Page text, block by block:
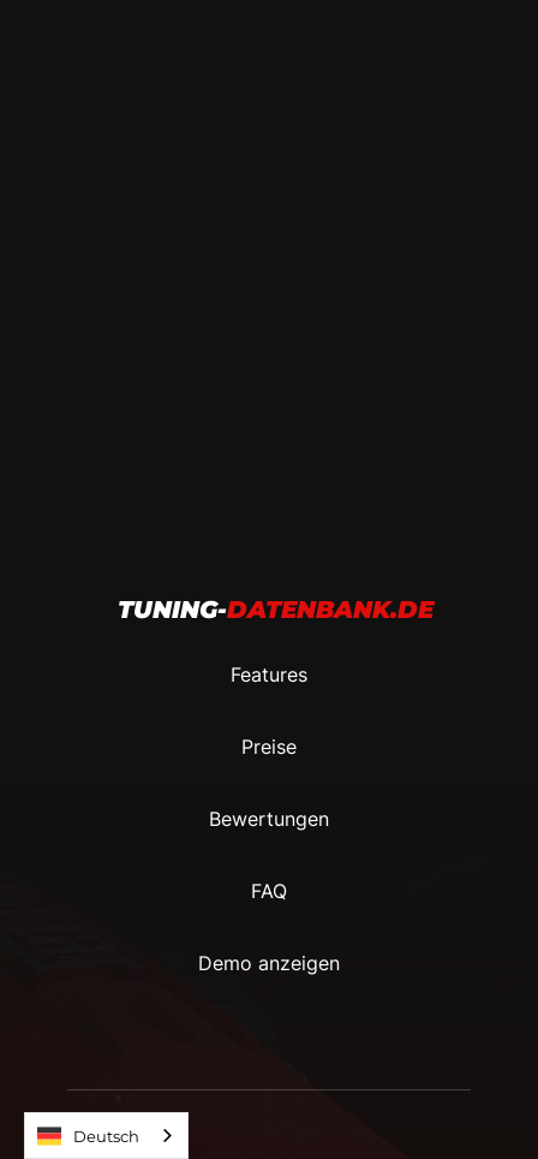
TUNING-DATENBANK.DE
Features
Preise
Bewertungen
FAQ
Demo anzeigen
Deutsch